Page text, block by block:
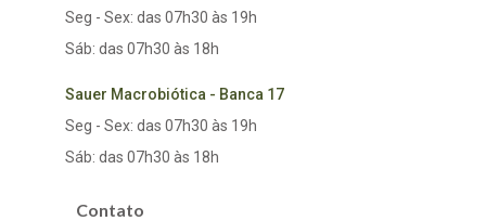
Seg - Sex: das 07h30 às 19h
Sáb: das 07h30 às 18h
Sauer Macrobiótica - Banca 17
Seg - Sex: das 07h30 às 19h
Sáb: das 07h30 às 18h
Contato